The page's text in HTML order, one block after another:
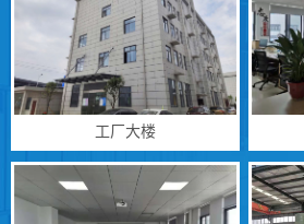
工厂大楼